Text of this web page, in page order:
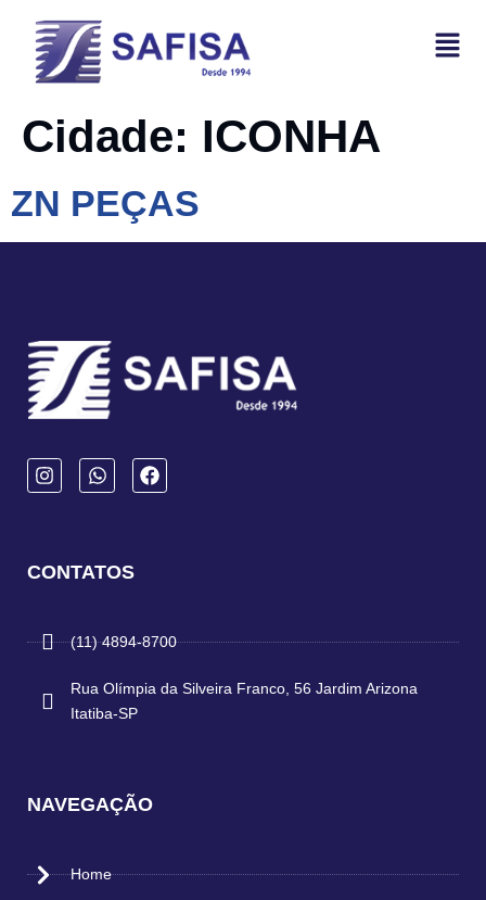
Cidade: ICONHA
ZN PEÇAS
CONTATOS
(11) 4894-8700
Rua Olímpia da Silveira Franco, 56 Jardim Arizona
Itatiba-SP
NAVEGAÇÃO
Home